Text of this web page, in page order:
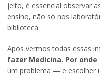
jeito, é essencial observar
ensino, não só nos
biblioteca.
Após vermos todas essas
fazer Medicina. Por onde
um problema — e escolher